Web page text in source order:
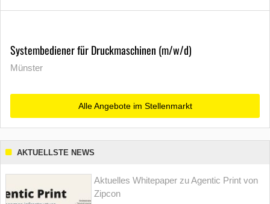
Systembediener für Druckmaschinen (m/w/d)
Münster
Alle Angebote im Stellenmarkt
AKTUELLSTE NEWS
Aktuelles Whitepaper zu Agentic Print von
Zipcon